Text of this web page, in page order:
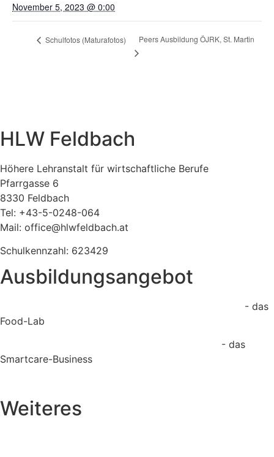
November 5, 2023 @ 0:00
Schulfotos (Maturafotos) Peers Ausbildung ÖJRK, St. Martin
HLW Feldbach
Höhere Lehranstalt für wirtschaftliche Berufe
Pfarrgasse 6
8330 Feldbach
Tel: +43-5-0248-064
Mail: office@hlwfeldbach.at
Schulkennzahl: 623429
Ausbildungsangebot
- das
Food-Lab
- das
Smartcare-Business
Weiteres